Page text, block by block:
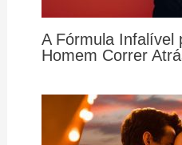
A Fórmula Infalível
Homem Correr